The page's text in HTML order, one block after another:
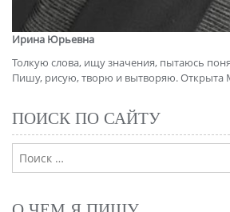
Ирина Юрьевна
Толкую слова, ищу значения, пытаюсь
Пишу, рисую, творю и вытворяю. Открыта
ПОИСК ПО САЙТУ